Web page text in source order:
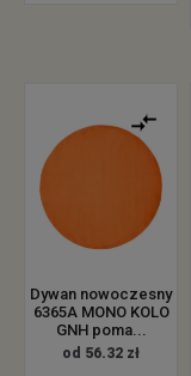
Dywan nowoczesny
6365A MONO KOLO
GNH poma...
od 56.32 zł